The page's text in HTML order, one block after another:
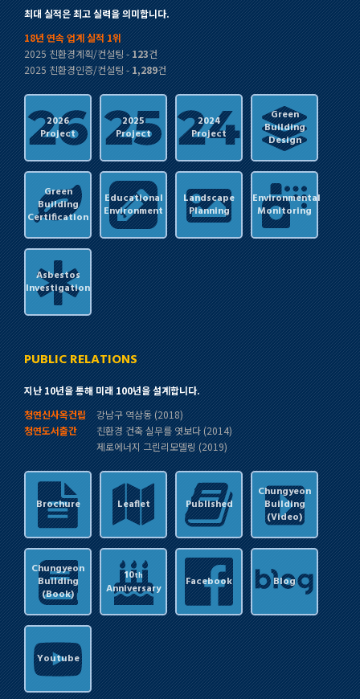
최대 실적은 최고 실력을 의미합니다.
18년 연속 업계 실적 1위
2025 친환경계획/컨설팅 -123건
2025 친환경인증/컨설팅 -1,289건
2026
Project
2025
Project
2024
Project
Green
Building
Design
Green
Building
Certification
Educational
Environment
Landscape
Planning
Environmental
Monitoring
Asbestos
Investigation
PUBLIC RELATIONS
지난 10년을 통해 미래 100년을 설계합니다.
청연신사옥건립
강남구 역삼동 (2018)
청연도서출간
친환경 건축 실무를 엿보다 (2014)
제로에너지 그린리모델링 (2019)
Brochure Leaflet Published
Chungyeon
Building
(Video)
Chungyeon
Building
(Book)
10th
Anniversary Facebook Blog
Youtube